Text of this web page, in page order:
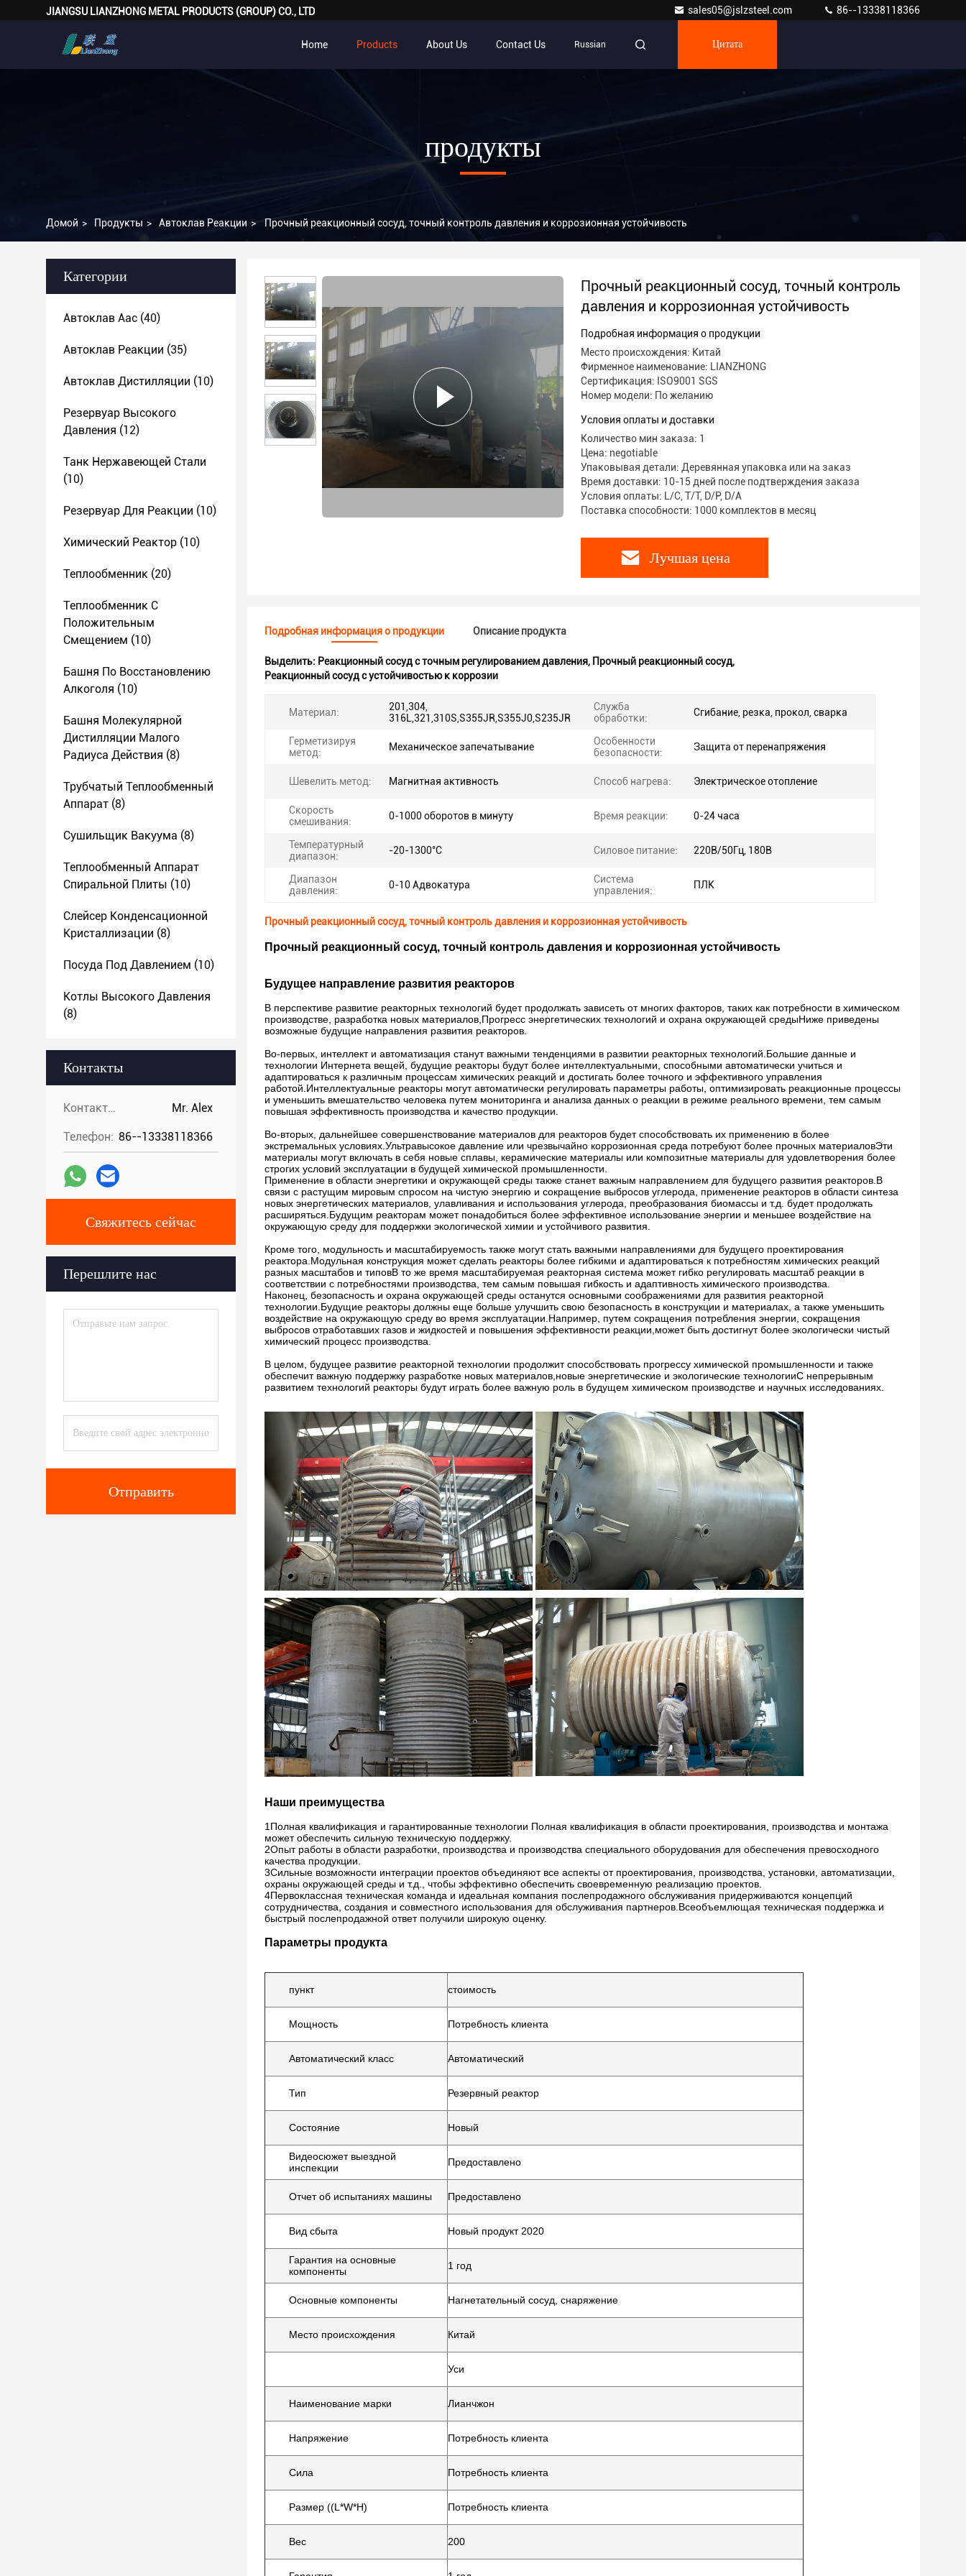
JIANGSU LIANZHONG METAL PRODUCTS (GROUP) CO., LTD sales05@jslzsteel.com 86--13338118366
Home Products About Us Contact Us Russian Цитата
продукты
Домой > Продукты > Автоклав Реакции > Прочный реакционный сосуд, точный контроль давления и коррозионная устойчивость
Категории
Автоклав Aac (40)
Автоклав Реакции (35)
Автоклав Дистилляции (10)
Резервуар Высокого
Давления (12)
Танк Нержавеющей Стали
(10)
Резервуар Для Реакции (10)
Химический Реактор (10)
Теплообменник (20)
Теплообменник С
Положительным
Смещением (10)
Башня По Восстановлению
Алкоголя (10)
Башня Молекулярной
Дистилляции Малого
Радиуса Действия (8)
Трубчатый Теплообменный
Аппарат (8)
Сушильщик Вакуума (8)
Теплообменный Аппарат
Спиральной Плиты (10)
Слейсер Конденсационной
Кристаллизации (8)
Посуда Под Давлением (10)
Котлы Высокого Давления
(8)
Контакты
Контакты: Mr. Alex
Телефон: 86--13338118366
Свяжитесь сейчас
Перешлите нас
Отправить
Прочный реакционный сосуд, точный контроль
давления и коррозионная устойчивость
Подробная информация о продукции
Место происхождения: Китай
Фирменное наименование: LIANZHONG
Сертификация: ISO9001 SGS
Номер модели: По желанию
Условия оплаты и доставки
Количество мин заказа: 1
Цена: negotiable
Упаковывая детали: Деревянная упаковка или на заказ
Время доставки: 10-15 дней после подтверждения заказа
Условия оплаты: L/C, T/T, D/P, D/A
Поставка способности: 1000 комплектов в месяц
Лучшая цена
Подробная информация о продукции Описание продукта
Выделить: Реакционный сосуд с точным регулированием давления, Прочный реакционный сосуд,
Реакционный сосуд с устойчивостью к коррозии
Материал:
201,304,
316L,321,310S,S355JR,S355J0,S235JR
Служба
обработки:
Сгибание, резка, прокол, сварка
Герметизируя
метод:
Механическое запечатывание
Особенности
безопасности:
Защита от перенапряжения
Шевелить метод: Магнитная активность Способ нагрева: Электрическое отопление
Скорость
смешивания:
0-1000 оборотов в минуту Время реакции: 0-24 часа
Температурный
диапазон:
-20-1300°C Силовое питание: 220В/50Гц, 180В
Диапазон
давления:
0-10 Адвокатура
Система
управления:
ПЛК
Прочный реакционный сосуд, точный контроль давления и коррозионная устойчивость
Прочный реакционный сосуд, точный контроль давления и коррозионная устойчивость
Будущее направление развития реакторов
В перспективе развитие реакторных технологий будет продолжать зависеть от многих факторов, таких как потребности в химическом
производстве, разработка новых материалов,Прогресс энергетических технологий и охрана окружающей средыНиже приведены
возможные будущие направления развития реакторов.
Во-первых, интеллект и автоматизация станут важными тенденциями в развитии реакторных технологий.Большие данные и
технологии Интернета вещей, будущие реакторы будут более интеллектуальными, способными автоматически учиться и
адаптироваться к различным процессам химических реакций и достигать более точного и эффективного управления
работой.Интеллектуальные реакторы могут автоматически регулировать параметры работы, оптимизировать реакционные процессы
и уменьшить вмешательство человека путем мониторинга и анализа данных о реакции в режиме реального времени, тем самым
повышая эффективность производства и качество продукции.
Во-вторых, дальнейшее совершенствование материалов для реакторов будет способствовать их применению в более
экстремальных условиях.Ультравысокое давление или чрезвычайно коррозионная среда потребуют более прочных материаловЭти
материалы могут включать в себя новые сплавы, керамические материалы или композитные материалы для удовлетворения более
строгих условий эксплуатации в будущей химической промышленности.
Применение в области энергетики и окружающей среды также станет важным направлением для будущего развития реакторов.В
связи с растущим мировым спросом на чистую энергию и сокращение выбросов углерода, применение реакторов в области синтеза
новых энергетических материалов, улавливания и использования углерода, преобразования биомассы и т.д. будет продолжать
расширяться.Будущим реакторам может понадобиться более эффективное использование энергии и меньшее воздействие на
окружающую среду для поддержки экологической химии и устойчивого развития.
Кроме того, модульность и масштабируемость также могут стать важными направлениями для будущего проектирования
реактора.Модульная конструкция может сделать реакторы более гибкими и адаптироваться к потребностям химических реакций
разных масштабов и типовВ то же время масштабируемая реакторная система может гибко регулировать масштаб реакции в
соответствии с потребностями производства, тем самым повышая гибкость и адаптивность химического производства.
Наконец, безопасность и охрана окружающей среды останутся основными соображениями для развития реакторной
технологии.Будущие реакторы должны еще больше улучшить свою безопасность в конструкции и материалах, а также уменьшить
воздействие на окружающую среду во время эксплуатации.Например, путем сокращения потребления энергии, сокращения
выбросов отработавших газов и жидкостей и повышения эффективности реакции,может быть достигнут более экологически чистый
химический процесс производства.
В целом, будущее развитие реакторной технологии продолжит способствовать прогрессу химической промышленности и также
обеспечит важную поддержку разработке новых материалов,новые энергетические и экологические технологииС непрерывным
развитием технологий реакторы будут играть более важную роль в будущем химическом производстве и научных исследованиях.
Наши преимущества
1Полная квалификация и гарантированные технологии Полная квалификация в области проектирования, производства и монтажа
может обеспечить сильную техническую поддержку.
2Опыт работы в области разработки, производства и производства специального оборудования для обеспечения превосходного
качества продукции.
3Сильные возможности интеграции проектов объединяют все аспекты от проектирования, производства, установки, автоматизации,
охраны окружающей среды и т.д., чтобы эффективно обеспечить своевременную реализацию проектов.
4Первоклассная техническая команда и идеальная компания послепродажного обслуживания придерживаются концепций
сотрудничества, создания и совместного использования для обслуживания партнеров.Всеобъемлющая техническая поддержка и
быстрый послепродажной ответ получили широкую оценку.
Параметры продукта
пункт стоимость
Мощность Потребность клиента
Автоматический класс Автоматический
Тип Резервный реактор
Состояние Новый
Видеосюжет выездной
инспекции
Предоставлено
Отчет об испытаниях машины Предоставлено
Вид сбыта Новый продукт 2020
Гарантия на основные
компоненты
1 год
Основные компоненты Нагнетательный сосуд, снаряжение
Место происхождения Китай
Уси
Наименование марки Лианчжон
Напряжение Потребность клиента
Сила Потребность клиента
Размер ((L*W*H) Потребность клиента
Вес 200